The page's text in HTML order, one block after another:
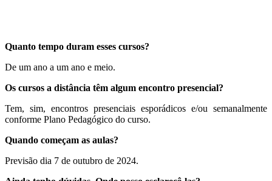
Quanto tempo duram esses cursos?
De um ano a um ano e meio.
Os cursos a distância têm algum encontro presencial?
Tem, sim, encontros presenciais esporádicos e/ou semanalmente
conforme Plano Pedagógico do curso.
Quando começam as aulas?
Previsão dia 7 de outubro de 2024.